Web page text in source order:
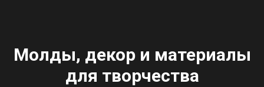
Молды, декор и материалы
для творчества